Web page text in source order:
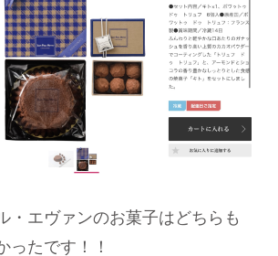
エヴァンのお菓子はどちらも
ったです！！